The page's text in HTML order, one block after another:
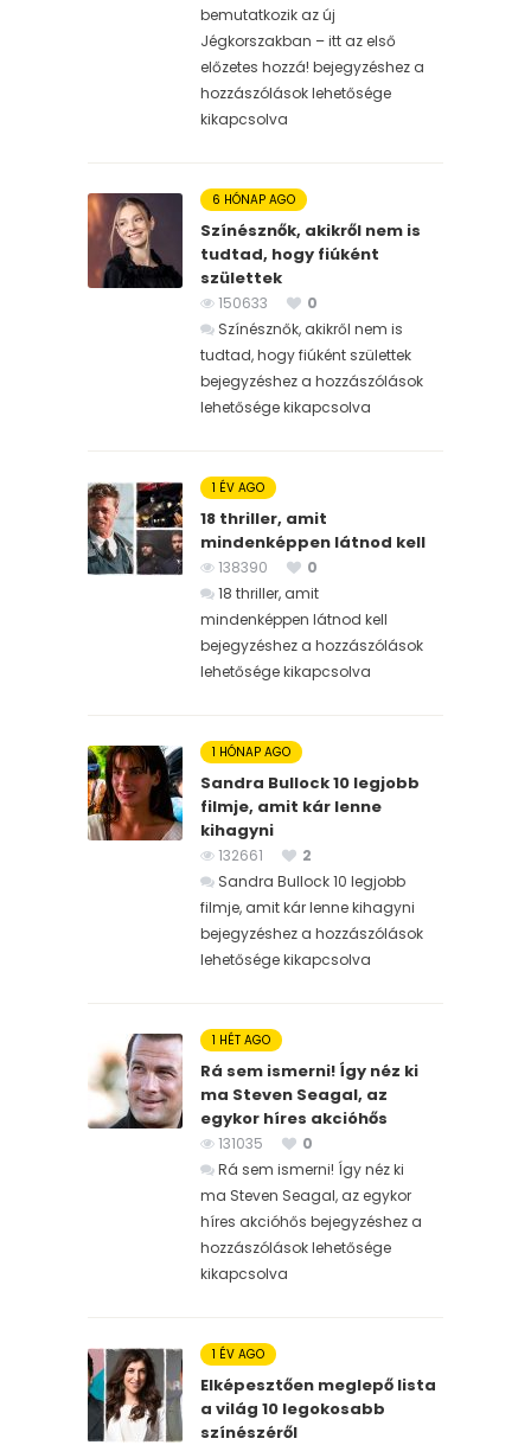
bemutatkozik az új
Jégkorszakban – itt az első
előzetes hozzá! bejegyzéshez a
hozzászólások lehetősége
kikapcsolva
6 HÓNAP AGO
Színésznők, akikről nem is
tudtad, hogy fiúként
születtek
150633
0
Színésznők, akikről nem is
tudtad, hogy fiúként születtek
bejegyzéshez a hozzászólások
lehetősége kikapcsolva
1 ÉV AGO
18 thriller, amit
mindenképpen látnod kell
138390
0
18 thriller, amit
mindenképpen látnod kell
bejegyzéshez a hozzászólások
lehetősége kikapcsolva
1 HÓNAP AGO
Sandra Bullock 10 legjobb
filmje, amit kár lenne
kihagyni
132661
2
Sandra Bullock 10 legjobb
filmje, amit kár lenne kihagyni
bejegyzéshez a hozzászólások
lehetősége kikapcsolva
1 HÉT AGO
Rá sem ismerni! Így néz ki
ma Steven Seagal, az
egykor híres akcióhős
131035
0
Rá sem ismerni! Így néz ki
ma Steven Seagal, az egykor
híres akcióhős bejegyzéshez a
hozzászólások lehetősége
kikapcsolva
1 ÉV AGO
Elképesztően meglepő lista
a világ 10 legokosabb
színészéről